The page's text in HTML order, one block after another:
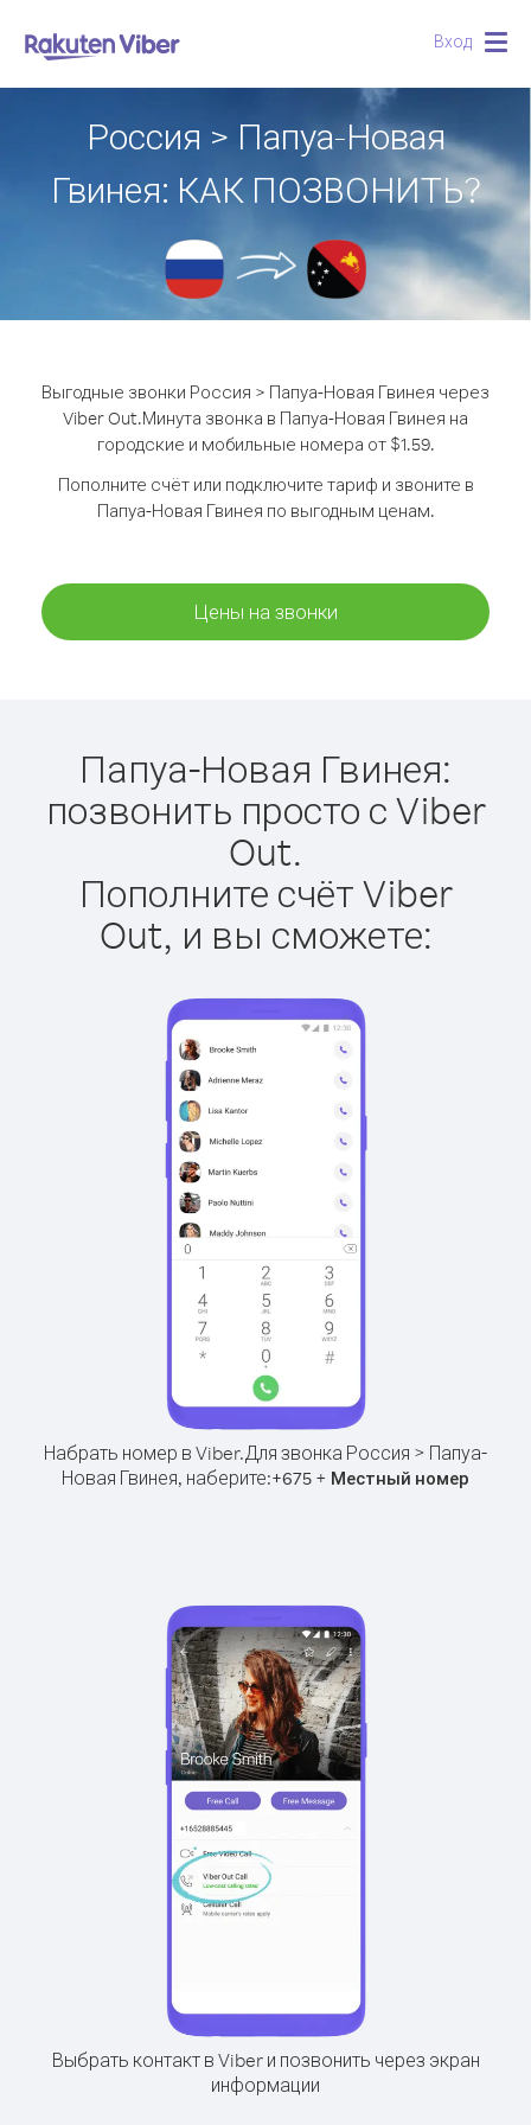
Вход
Россия > Папуа-Новая
Гвинея: КАК ПОЗВОНИТЬ?
Выгодные звонки Россия > Папуа-Новая Гвинея через
Viber Out.Минута звонка в Папуа-Новая Гвинея на
городские и мобильные номера от $1.59.
Пополните счёт или подключите тариф и звоните в
Папуа-Новая Гвинея по выгодным ценам.
Цены на звонки
Папуа-Новая Гвинея:
позвонить просто с Viber
Out.
Пополните счёт Viber
Out, и вы сможете:
Набрать номер в Viber.Для звонка Россия > Папуа-
Новая Гвинея, наберите:+675 + Местный номер
Выбрать контакт в Viber и позвонить через экран
информации